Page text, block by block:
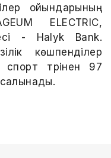
ойындарының
ELECTRIC,
- Halyk Bank.
көшпенділер
түрінен 97